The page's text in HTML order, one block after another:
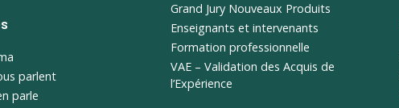
parlent
parle
Grand Jury Nouveaux Produits
Enseignants et intervenants
Formation professionnelle
VAE – Validation des Acquis de
l’Expérience